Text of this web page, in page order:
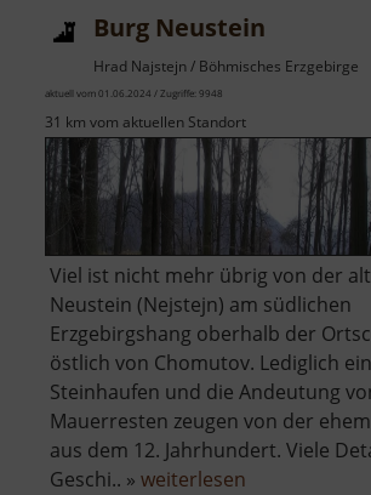
Burg Neustein
Hrad Najstejn / Böhmisches Erzgebirge
aktuell vom 01.06.2024 / Zugriffe: 9948
31 km vom aktuellen Standort
Viel ist nicht mehr übrig von der
Neustein (Nejstejn) am südlichen
Erzgebirgshang oberhalb der
östlich von Chomutov. Lediglich
Steinhaufen und die Andeutung
Mauerresten zeugen von der
aus dem 12. Jahrhundert. Viele
Geschi.. » weiterlesen